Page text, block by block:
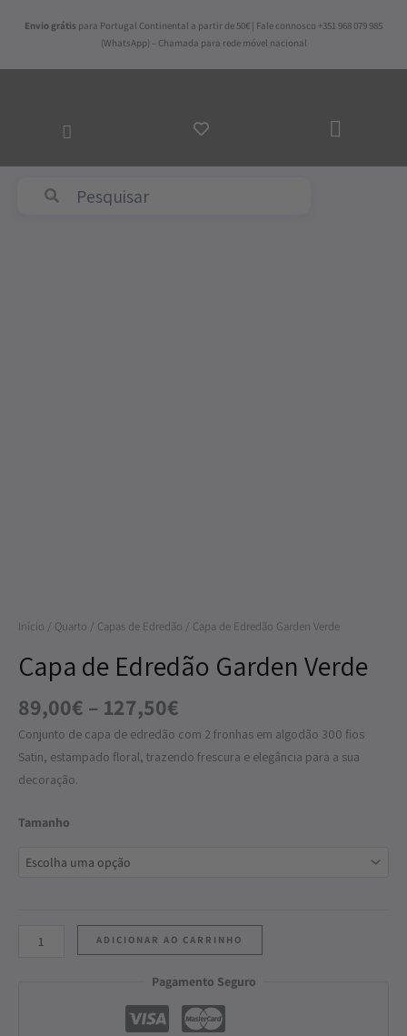
Envio grátis para Portugal Continental a partir de 50€ | Fale connosco +351 968 079 985
(WhatsApp) – Chamada para rede móvel nacional
AO
Início / Quarto / Capas de Edredão / Capa de Edredão Garden Verde
Capa de Edredão Garden Verde
89,00€ – 127,50€
Conjunto de capa de edredão com 2 fronhas em algodão 300 fios
Satin, estampado floral, trazendo frescura e elegância para a sua
decoração.
Tamanho
ADICIONAR AO CARRINHO
Pagamento Seguro